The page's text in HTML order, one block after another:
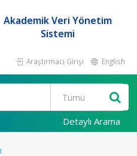
Akademik Veri Yönetim
Sistemi
Araştırmacı Girişi English
Detaylı Arama